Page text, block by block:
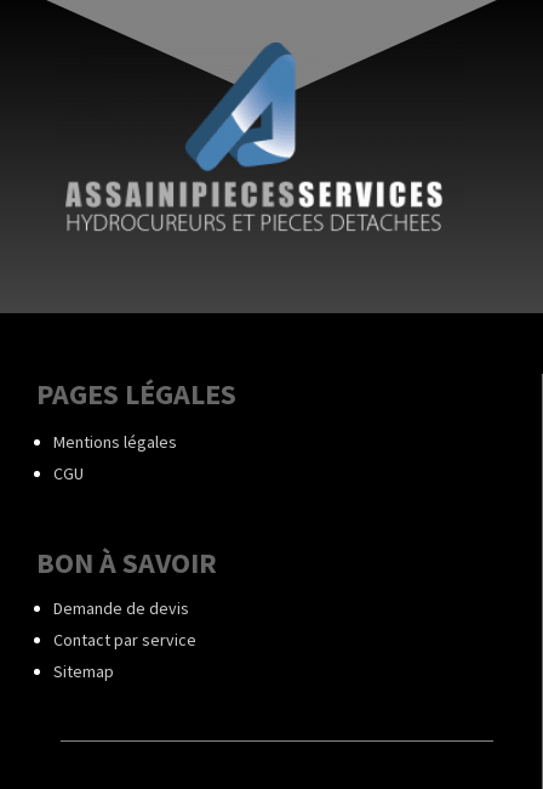
PAGES LÉGALES
Mentions légales
CGU
BON À SAVOIR
Demande de devis
Contact par service
Sitemap